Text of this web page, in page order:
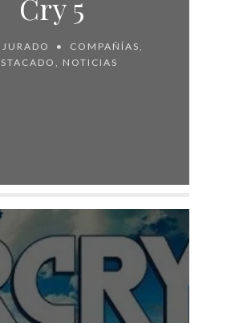
JURADO COMPAÑÍAS
NOTICIAS